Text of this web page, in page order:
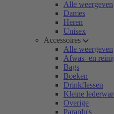
Alle weergeven
Dames
Heren
Unisex
Accessoires
Alle weergeven
Afwas- en
Bags
Boeken
Drinkflessen
Kleine
Overige
Paraplu's